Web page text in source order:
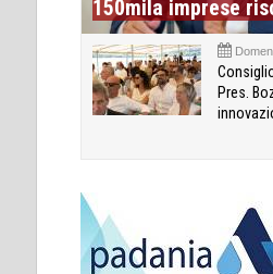
150mila imprese
Pres.